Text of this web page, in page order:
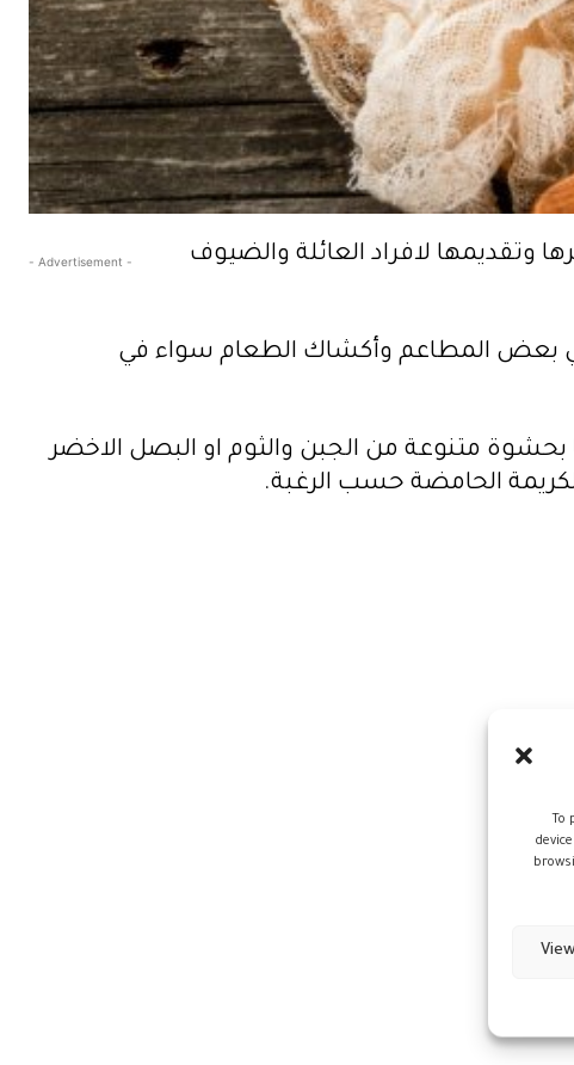
To
- Advertisement -
لافراد العائلة والضيوف
في بعض المطاعم وأكشاك الطعام سواء في
متنوعة من الجبن والثوم او البصل الاخضر
الحامضة حسب الرغبة.